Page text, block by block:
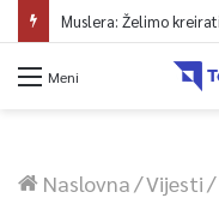
Meni
Naslovna/Vijesti/